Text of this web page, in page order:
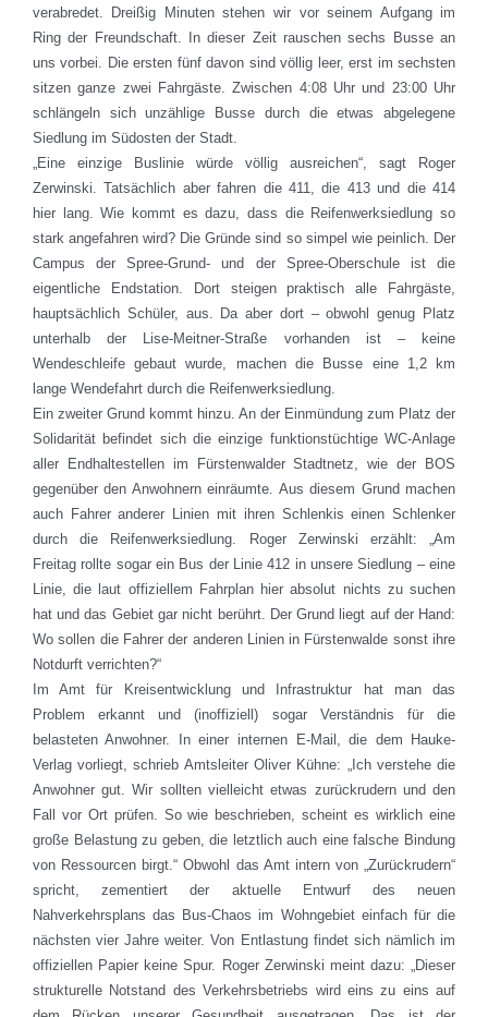
verabredet. Dreißig Minuten stehen wir vor seinem Aufgang im
Ring der Freundschaft. In dieser Zeit rauschen sechs Busse an
uns vorbei. Die ersten fünf davon sind völlig leer, erst im sechsten
sitzen ganze zwei Fahrgäste. Zwischen 4:08 Uhr und 23:00 Uhr
schlängeln sich unzählige Busse durch die etwas abgelegene
Siedlung im Südosten der Stadt.
„Eine einzige Buslinie würde völlig ausreichen“, sagt Roger
Zerwinski. Tatsächlich aber fahren die 411, die 413 und die 414
hier lang. Wie kommt es dazu, dass die Reifenwerksiedlung so
stark angefahren wird? Die Gründe sind so simpel wie peinlich. Der
Campus der Spree-Grund- und der Spree-Oberschule ist die
eigentliche Endstation. Dort steigen praktisch alle Fahrgäste,
hauptsächlich Schüler, aus. Da aber dort – obwohl genug Platz
unterhalb der Lise-Meitner-Straße vorhanden ist – keine
Wendeschleife gebaut wurde, machen die Busse eine 1,2 km
lange Wendefahrt durch die Reifenwerksiedlung.
Ein zweiter Grund kommt hinzu. An der Einmündung zum Platz der
Solidarität befindet sich die einzige funktionstüchtige WC-Anlage
aller Endhaltestellen im Fürstenwalder Stadtnetz, wie der BOS
gegenüber den Anwohnern einräumte. Aus diesem Grund machen
auch Fahrer anderer Linien mit ihren Schlenkis einen Schlenker
durch die Reifenwerksiedlung. Roger Zerwinski erzählt: „Am
Freitag rollte sogar ein Bus der Linie 412 in unsere Siedlung – eine
Linie, die laut offiziellem Fahrplan hier absolut nichts zu suchen
hat und das Gebiet gar nicht berührt. Der Grund liegt auf der Hand:
Wo sollen die Fahrer der anderen Linien in Fürstenwalde sonst ihre
Notdurft verrichten?“
Im Amt für Kreisentwicklung und Infrastruktur hat man das
Problem erkannt und (inoffiziell) sogar Verständnis für die
belasteten Anwohner. In einer internen E-Mail, die dem Hauke-
Verlag vorliegt, schrieb Amtsleiter Oliver Kühne: „Ich verstehe die
Anwohner gut. Wir sollten vielleicht etwas zurückrudern und den
Fall vor Ort prüfen. So wie beschrieben, scheint es wirklich eine
große Belastung zu geben, die letztlich auch eine falsche Bindung
von Ressourcen birgt.“ Obwohl das Amt intern von „Zurückrudern“
spricht, zementiert der aktuelle Entwurf des neuen
Nahverkehrsplans das Bus-Chaos im Wohngebiet einfach für die
nächsten vier Jahre weiter. Von Entlastung findet sich nämlich im
offiziellen Papier keine Spur. Roger Zerwinski meint dazu: „Dieser
strukturelle Notstand des Verkehrsbetriebs wird eins zu eins auf